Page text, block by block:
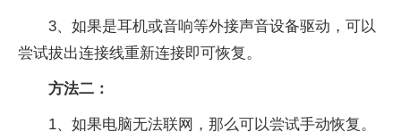
3、如果是耳机或音响等外接声音设备驱动，可以
尝试拔出连接线重新连接即可恢复。
方法二：
1、如果电脑无法联网，那么可以尝试手动恢复。